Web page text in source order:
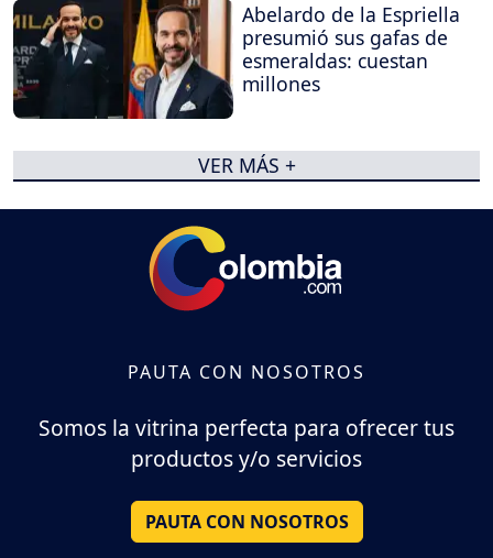
Abelardo de la Espriella
presumió sus gafas de
esmeraldas: cuestan
millones
VER MÁS +
PAUTA CON NOSOTROS
Somos la vitrina perfecta para ofrecer tus
productos y/o servicios
PAUTA CON NOSOTROS